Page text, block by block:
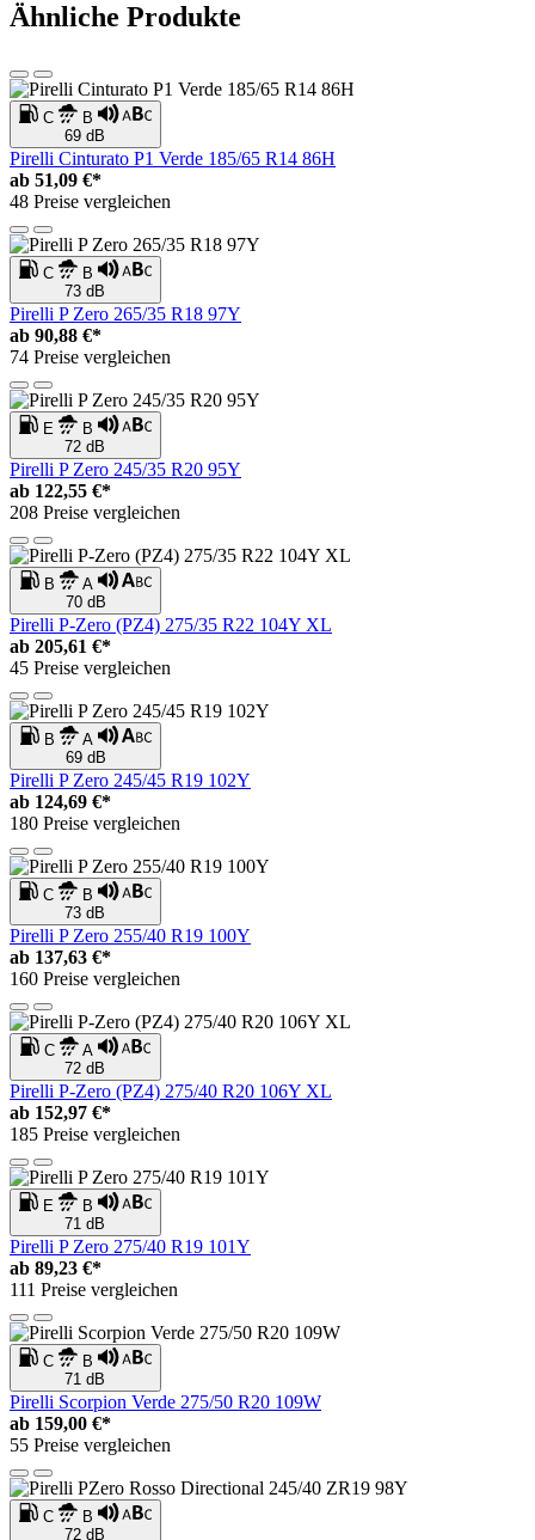
Ähnliche Produkte
C
B
69 dB
Pirelli Cinturato P1 Verde 185/65 R14 86H
ab 51,09 €*
48 Preise vergleichen
C
B
73 dB
Pirelli P Zero 265/35 R18 97Y
ab 90,88 €*
74 Preise vergleichen
E
B
72 dB
Pirelli P Zero 245/35 R20 95Y
ab 122,55 €*
208 Preise vergleichen
B
A
70 dB
Pirelli P-Zero (PZ4) 275/35 R22 104Y XL
ab 205,61 €*
45 Preise vergleichen
B
A
69 dB
Pirelli P Zero 245/45 R19 102Y
ab 124,69 €*
180 Preise vergleichen
C
B
73 dB
Pirelli P Zero 255/40 R19 100Y
ab 137,63 €*
160 Preise vergleichen
C
A
72 dB
Pirelli P-Zero (PZ4) 275/40 R20 106Y XL
ab 152,97 €*
185 Preise vergleichen
E
B
71 dB
Pirelli P Zero 275/40 R19 101Y
ab 89,23 €*
111 Preise vergleichen
C
B
71 dB
Pirelli Scorpion Verde 275/50 R20 109W
ab 159,00 €*
55 Preise vergleichen
C
B
72 dB